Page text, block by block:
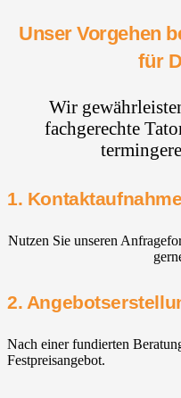
Unser Vorgehen
für
Wir
fachgerechte
1. Kontaktaufnahme
Nutzen Sie unseren
2.
Nach einer fundierten
Festpreisangebot.